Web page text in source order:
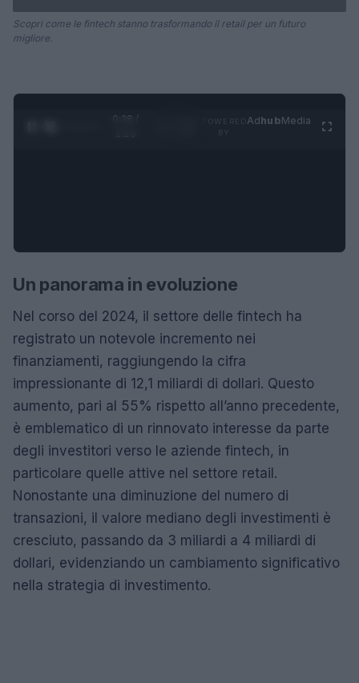
Scopri come le fintech stanno trasformando il retail per un futuro
migliore.
0:28 /
AdhubMedia
Un panorama in evoluzione
Nel corso del 2024, il settore delle fintech ha
registrato un notevole incremento nei
finanziamenti, raggiungendo la cifra
impressionante di 12,1 miliardi di dollari. Questo
aumento, pari al 55% rispetto all’anno precedente,
è emblematico di un rinnovato interesse da parte
degli investitori verso le aziende fintech, in
particolare quelle attive nel settore retail.
Nonostante una diminuzione del numero di
transazioni, il valore mediano degli investimenti è
cresciuto, passando da 3 miliardi a 4 miliardi di
dollari, evidenziando un cambiamento significativo
nella strategia di investimento.